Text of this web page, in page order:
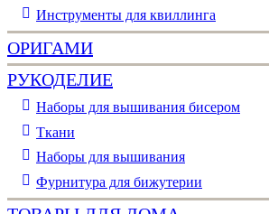
Инструменты для квиллинга
ОРИГАМИ
РУКОДЕЛИЕ
Наборы для вышивания бисером
Ткани
Наборы для вышивания
Фурнитура для бижутерии